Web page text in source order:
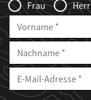
Frau
Herr
Vorname
Nachname
E-
Mailadresse
E-
Adresse